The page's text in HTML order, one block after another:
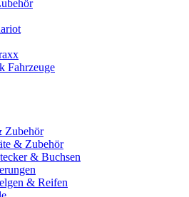
Fahrzeuge
Zubehör
& Zubehör
& Buchsen
& Reifen